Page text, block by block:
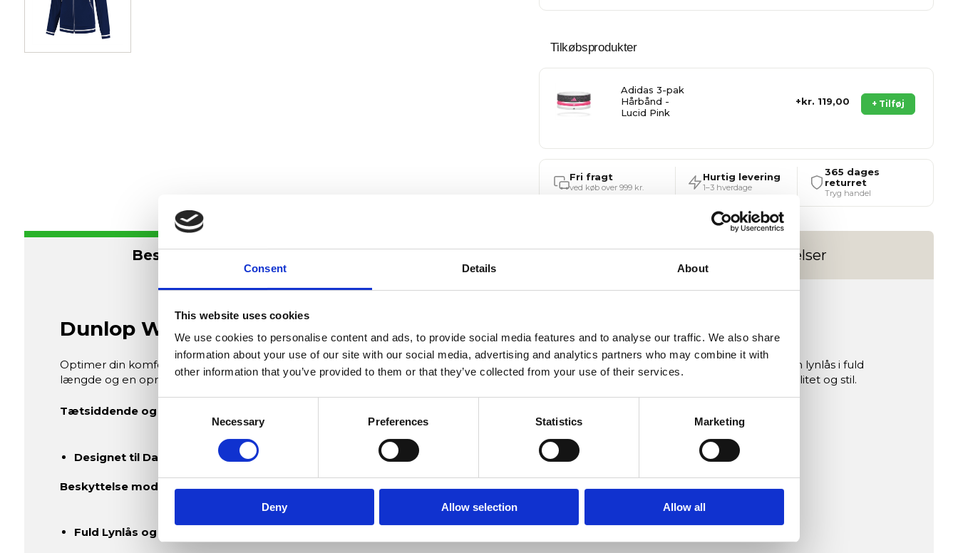
Consent Details About
This website uses cookies
We use cookies to personalise content and ads, to provide social media features and to analyse our traffic. We also share
information about your use of our site with our social media, advertising and analytics partners who may combine it with
other information that you’ve provided to them or that they’ve collected from your use of their services.
Necessary Preferences Statistics Marketing
Deny Allow selection Allow all
Tilkøbsprodukter
+ Tilføj
Adidas 3-pak
Hårbånd -
Lucid Pink
kr. 119,00
Fri fragt
ved køb over 999 kr.
Hurtig levering
1–3 hverdage
365 dages
returret
Tryg handel
Beskrivelse Specifikationer Anmeldelser
Dunlop Womens Club Line Jakke - Navy
Optimer din komfort og elegance med Dunlop's tætsiddende damekomfortjakke. Designet med omhu for din trivsel, har denne jakke en lynlås i fuld
længde og en opretstående krave for at beskytte dig mod koldere vejrforhold. De to dybe sidelommer med lynlås tilføjer både funktionalitet og stil.
Tætsiddende og Behagelig Pasform:
Designet til Damekomfort: Elegant pasform, der kombinerer tætsiddende snit med behagelig bevægelse.
Beskyttelse mod Koldt Vejr:
Fuld Lynlås og Opretstående Krave: